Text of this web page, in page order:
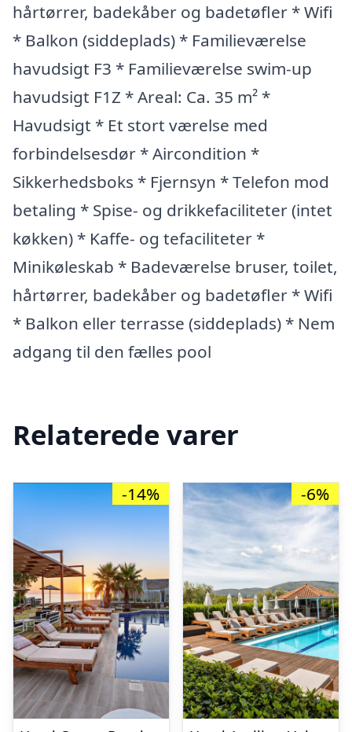
hårtørrer, badekåber og badetøfler * Wifi
* Balkon (siddeplads) * Familieværelse
havudsigt F3 * Familieværelse swim-up
havudsigt F1Z * Areal: Ca. 35 m² *
Havudsigt * Et stort værelse med
forbindelsesdør * Aircondition *
Sikkerhedsboks * Fjernsyn * Telefon mod
betaling * Spise- og drikkefaciliteter (intet
køkken) * Kaffe- og tefaciliteter *
Minikøleskab * Badeværelse bruser, toilet,
hårtørrer, badekåber og badetøfler * Wifi
* Balkon eller terrasse (siddeplads) * Nem
adgang til den fælles pool
Relaterede varer
-14% -6%